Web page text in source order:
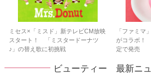
ミセス×「ミスド」新テレビCM放映
スタート！ 「ミスタードーナツ
♪」の替え歌に初挑戦
「ファミマ
がコラボ！
定で発売
ビューティー 最新ニ